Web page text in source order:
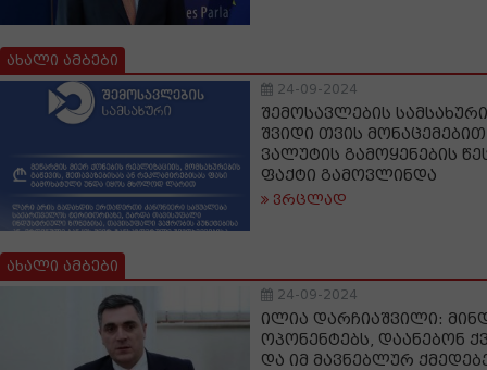
ახალი ამბები
24-09-2024
შემოსავლების
შვიდი თვის
ვალუტის გამოყენების
ფაქტი გამოვლინდა
ვრცლად
ახალი ამბები
24-09-2024
ილია დარჩიაშვილი:
ოპონენტებს, დაანებონ
და იმ მავნებლურ